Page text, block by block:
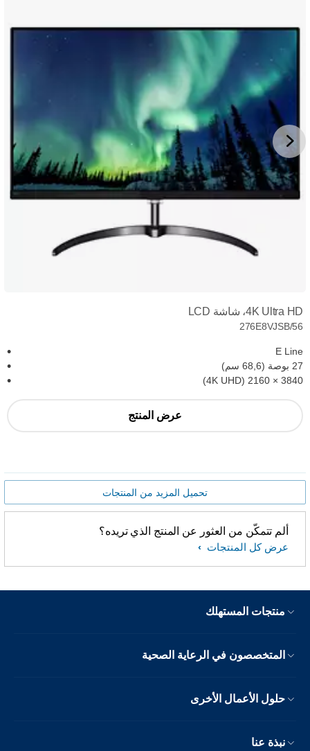
4K Ultra HD، شاشة LCD
276E8VJSB/56
E Line
27 بوصة (68,6 سم)
3840‏ × 2160 (4K UHD)
عرض المنتج
تحميل المزيد من المنتجات
ألم تتمكّن من العثور عن المنتج الذي تريده؟
عرض كل المنتجات
منتجات المستهلك
المتخصصون في الرعاية الصحية
حلول الأعمال الأخرى
نبذة عنا